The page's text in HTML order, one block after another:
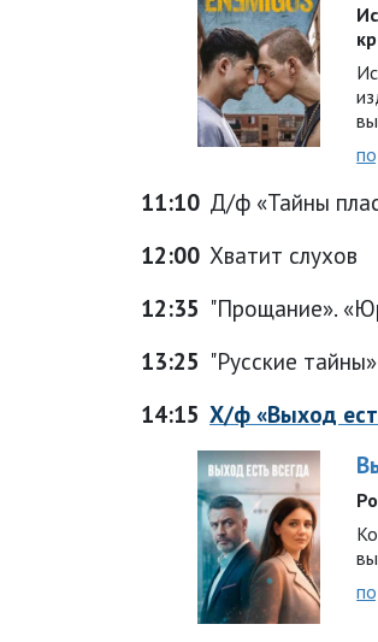
11:10 Д/ф «Тайны
12:00 Хватит слухов
12:35 "Прощание».
13:25 "Русские
14:15 Х/ф «Выход